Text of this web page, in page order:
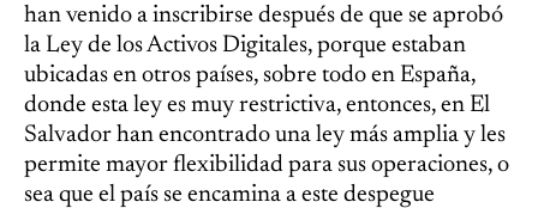
han venido a inscribirse después de que se aprobó
la Ley de los Activos Digitales, porque estaban
ubicadas en otros países, sobre todo en España,
donde esta ley es muy restrictiva, entonces, en El
Salvador han encontrado una ley más amplia y les
permite mayor flexibilidad para sus operaciones, o
sea que el país se encamina a este despegue